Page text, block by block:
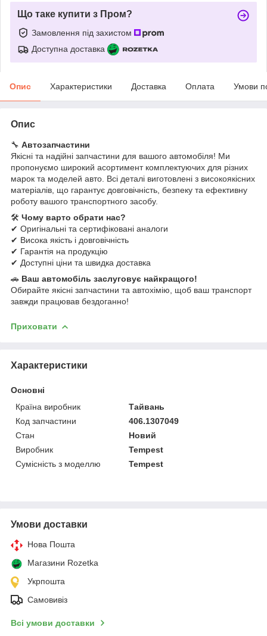
Що таке купити з Пром?
Замовлення під захистом
Доступна доставка
Опис Характеристики Доставка Оплата Умови
Опис
🔧 Автозапчастини
Якісні та надійні запчастини для вашого автомобіля! Ми
пропонуємо широкий асортимент комплектуючих для різних
марок та моделей авто. Всі деталі виготовлені з високоякісних
матеріалів, що гарантує довговічність, безпеку та ефективну
роботу вашого транспортного засобу.
🛠 Чому варто обрати нас?
✔ Оригінальні та сертифіковані аналоги
✔ Висока якість і довговічність
✔ Гарантія на продукцію
✔ Доступні ціни та швидка доставка
🚗 Ваш автомобіль заслуговує найкращого!
Обирайте якісні запчастини та автохімію, щоб ваш транспорт
завжди працював бездоганно!
Приховати
Характеристики
Основні
Країна виробник
Тайвань
Код запчастини
406.1307049
Стан
Новий
Виробник
Tempest
Сумісність з моделлю
Tempest
Умови доставки
Нова Пошта
Магазини Rozetka
Укрпошта
Самовивіз
Всі умови доставки